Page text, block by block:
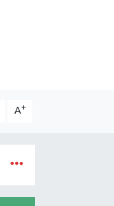
A+